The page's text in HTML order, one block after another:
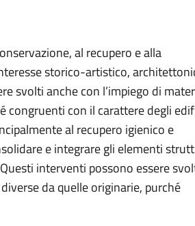
al recupero e alla
storico-artistico,
svolti anche con l’impiego di
congruenti con il carattere degli
al recupero igienico e
e integrare gli elementi
interventi possono essere
da quelle originarie, purché